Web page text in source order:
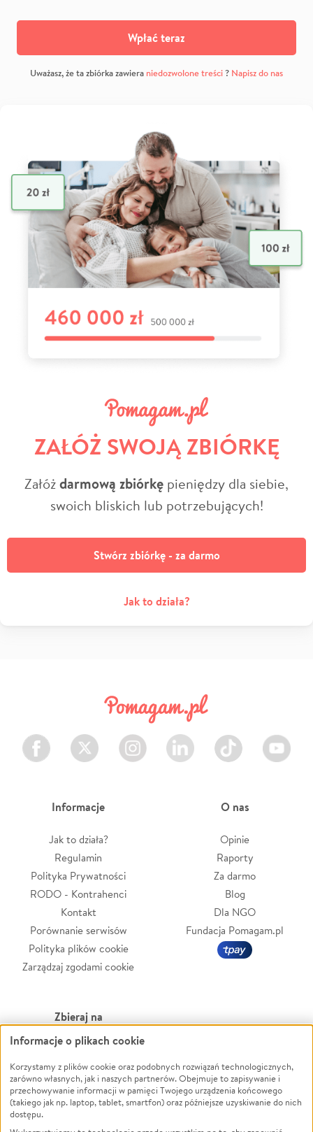
Wpłać teraz
Uważasz, że ta zbiórka zawiera niedozwolone treści? Napisz do nas
ZAŁÓŻ SWOJĄ ZBIÓRKĘ
Załóżdarmową zbiórkę pieniędzy dla siebie,
swoich bliskich lub potrzebujących!
Stwórz zbiórkę - za darmo
Jak to działa?
Facebook Twitter Instagram LinkedIn TikTok Youtube
Informacje
Jak to działa?
Regulamin
Polityka Prywatności
RODO - Kontrahenci
Kontakt
Porównanie serwisów
Polityka plików cookie
Zarządzaj zgodami cookie
O nas
Opinie
Raporty
Za darmo
Blog
Dla NGO
Fundacja Pomagam.pl
Zbieraj na
Leczenie
Zwierzęta
Pożar
Ukraina
Powódź
Wichura
NGO
Informacje o plikach cookie
Korzystamy z plików cookie oraz podobnych rozwiązań technologicznych,
zarówno własnych, jak i naszych partnerów. Obejmuje to zapisywanie i
przechowywanie informacji w pamięci Twojego urządzenia końcowego
(takiego jak np. laptop, tablet, smartfon) oraz późniejsze uzyskiwanie do nich
dostępu.